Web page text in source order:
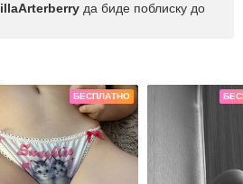
да биде поблиску до
БЕСПЛАТНО